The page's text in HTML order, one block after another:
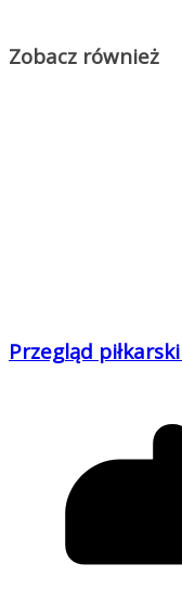
Zobacz również
Przegląd